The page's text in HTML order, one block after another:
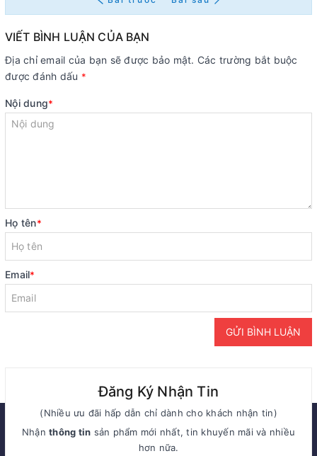
VIẾT BÌNH LUẬN CỦA BẠN
Địa chỉ email của bạn sẽ được bảo mật. Các trường bắt buộc
được đánh dấu *
Nội dung*
Họ tên*
Email*
GỬI BÌNH LUẬN
Đăng Ký Nhận Tin
(Nhiều ưu đãi hấp dẫn chỉ dành cho khách nhận tin)
Nhậnthông tin sản phẩm mới nhất, tin khuyến mãi và nhiều
hơn nữa.